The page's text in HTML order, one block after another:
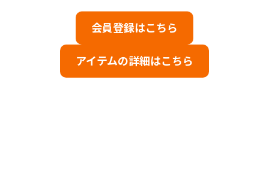
会員登録はこちら
アイテムの詳細はこちら